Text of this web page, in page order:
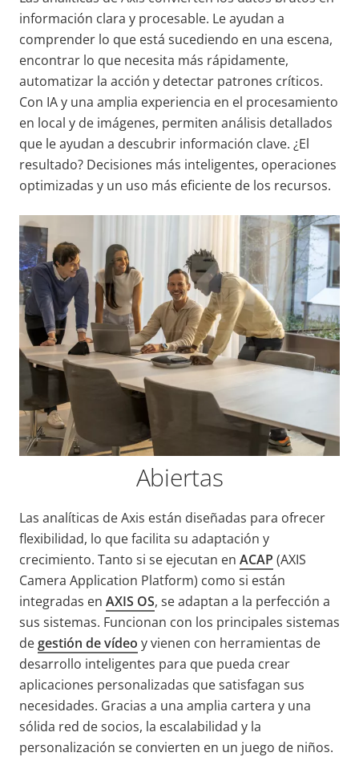
información clara y procesable. Le ayudan a
comprender lo que está sucediendo en una escena,
encontrar lo que necesita más rápidamente,
automatizar la acción y detectar patrones críticos.
Con IA y una amplia experiencia en el procesamiento
en local y de imágenes, permiten análisis detallados
que le ayudan a descubrir información clave. ¿El
resultado? Decisiones más inteligentes, operaciones
optimizadas y un uso más eficiente de los recursos.
Abiertas
Las analíticas de Axis están diseñadas para ofrecer
flexibilidad, lo que facilita su adaptación y
crecimiento. Tanto si se ejecutan en ACAP (AXIS
Camera Application Platform) como si están
integradas en AXIS OS, se adaptan a la perfección a
sus sistemas. Funcionan con los principales sistemas
degestión de vídeo y vienen con herramientas de
desarrollo inteligentes para que pueda crear
aplicaciones personalizadas que satisfagan sus
necesidades. Gracias a una amplia cartera y una
sólida red de socios, la escalabilidad y la
personalización se convierten en un juego de niños.